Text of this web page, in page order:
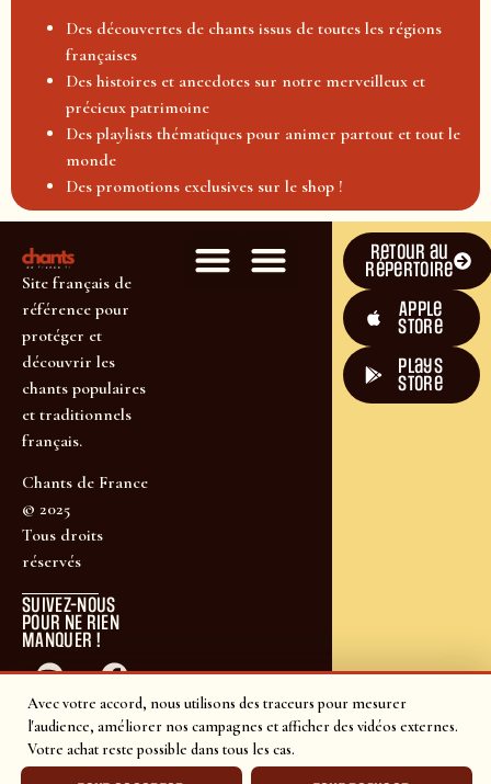
Avec votre accord, nous utilisons des traceurs pour mesurer
l'audience, améliorer nos campagnes et afficher des vidéos externes.
Votre achat reste possible dans tous les cas.
Des découvertes de chants issus de toutes les régions
françaises
Des histoires et anecdotes sur notre merveilleux et
précieux patrimoine
Des playlists thématiques pour animer partout et tout le
monde
Des promotions exclusives sur le shop !
Site français de
référence pour
protéger et
découvrir les
chants populaires
et traditionnels
français.
Chants de France
© 2025
Tous droits
réservés
SUIVEZ-NOUS
POUR NE RIEN
MANQUER !
Retour au
répertoire
Apple
Store
plays
store